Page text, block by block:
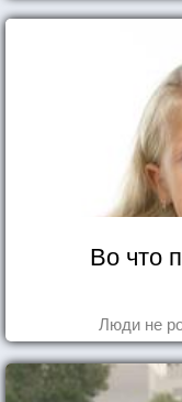
Во что
Люди не